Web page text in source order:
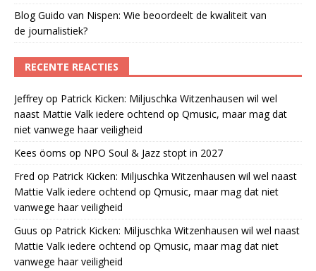
Blog Guido van Nispen: Wie beoordeelt de kwaliteit van
de journalistiek?
RECENTE REACTIES
Jeffrey op Patrick Kicken: Miljuschka Witzenhausen wil wel
naast Mattie Valk iedere ochtend op Qmusic, maar mag dat
niet vanwege haar veiligheid
Kees öoms op NPO Soul & Jazz stopt in 2027
Fred op Patrick Kicken: Miljuschka Witzenhausen wil wel naast
Mattie Valk iedere ochtend op Qmusic, maar mag dat niet
vanwege haar veiligheid
Guus op Patrick Kicken: Miljuschka Witzenhausen wil wel naast
Mattie Valk iedere ochtend op Qmusic, maar mag dat niet
vanwege haar veiligheid